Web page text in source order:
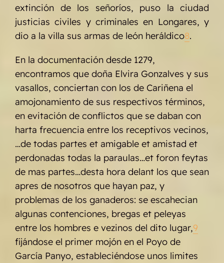
extinción de los señoríos, puso la ciudad
justicias civiles y criminales en Longares, y
dio a la villa sus armas de león heráldico8.
En la documentación desde 1279,
encontramos que doña Elvira Gonzalves y sus
vasallos, conciertan con los de Cariñena el
amojonamiento de sus respectivos términos,
en evitación de conflictos que se daban con
harta frecuencia entre los receptivos vecinos,
…de todas partes et amigable et amistad et
perdonadas todas la paraulas…et foron feytas
de mas partes…desta hora delant los que sean
apres de nosotros que hayan paz, y
problemas de los ganaderos: se escahecian
algunas contenciones, bregas et peleyas
entre los hombres e vezinos del dito lugar,9
fijándose el primer mojón en el Poyo de
García Panyo, estableciéndose unos limites